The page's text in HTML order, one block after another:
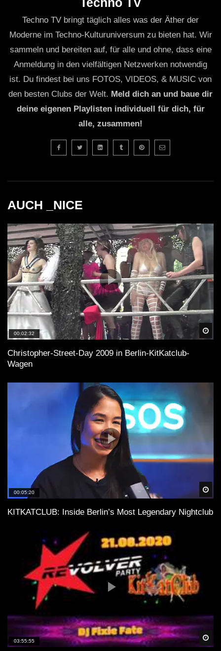
Techno TV bringt täglich alles was der Äther der
Moderne im Techno-Kulturuniversum zu bieten hat. Wir
sammeln und bereiten auf, für alle und ohne, dass eine
Anmeldung in den vielfältigen Netzwerken notwendig
ist. Du findest bei uns FOTOS, VIDEOS, & MUSIC von
den besten Clubs der Welt. Meld dich an und baue dir
deine eigenen Playlisten individuell für dich, für
alle, zusammen!
AUCH _NICE
00:02:32
Christopher-Street-Day 2009 in Berlin-KitKatclub-
Wagen
00:05:20
KITKATCLUB: Inside Berlin’s Most Legendary Nightclub
03:55:55